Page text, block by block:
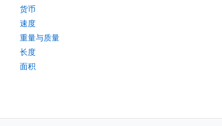
货币
速度
重量与质量
长度
面积